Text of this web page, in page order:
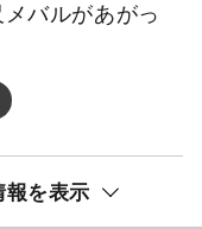
バルがあがっ
報を表示